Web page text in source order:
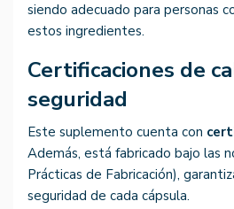
siendo adecuado para personas
estos ingredientes.
Certificaciones de
seguridad
Este suplemento cuenta con
Además, está fabricado bajo las
Prácticas de Fabricación),
seguridad de cada cápsula.